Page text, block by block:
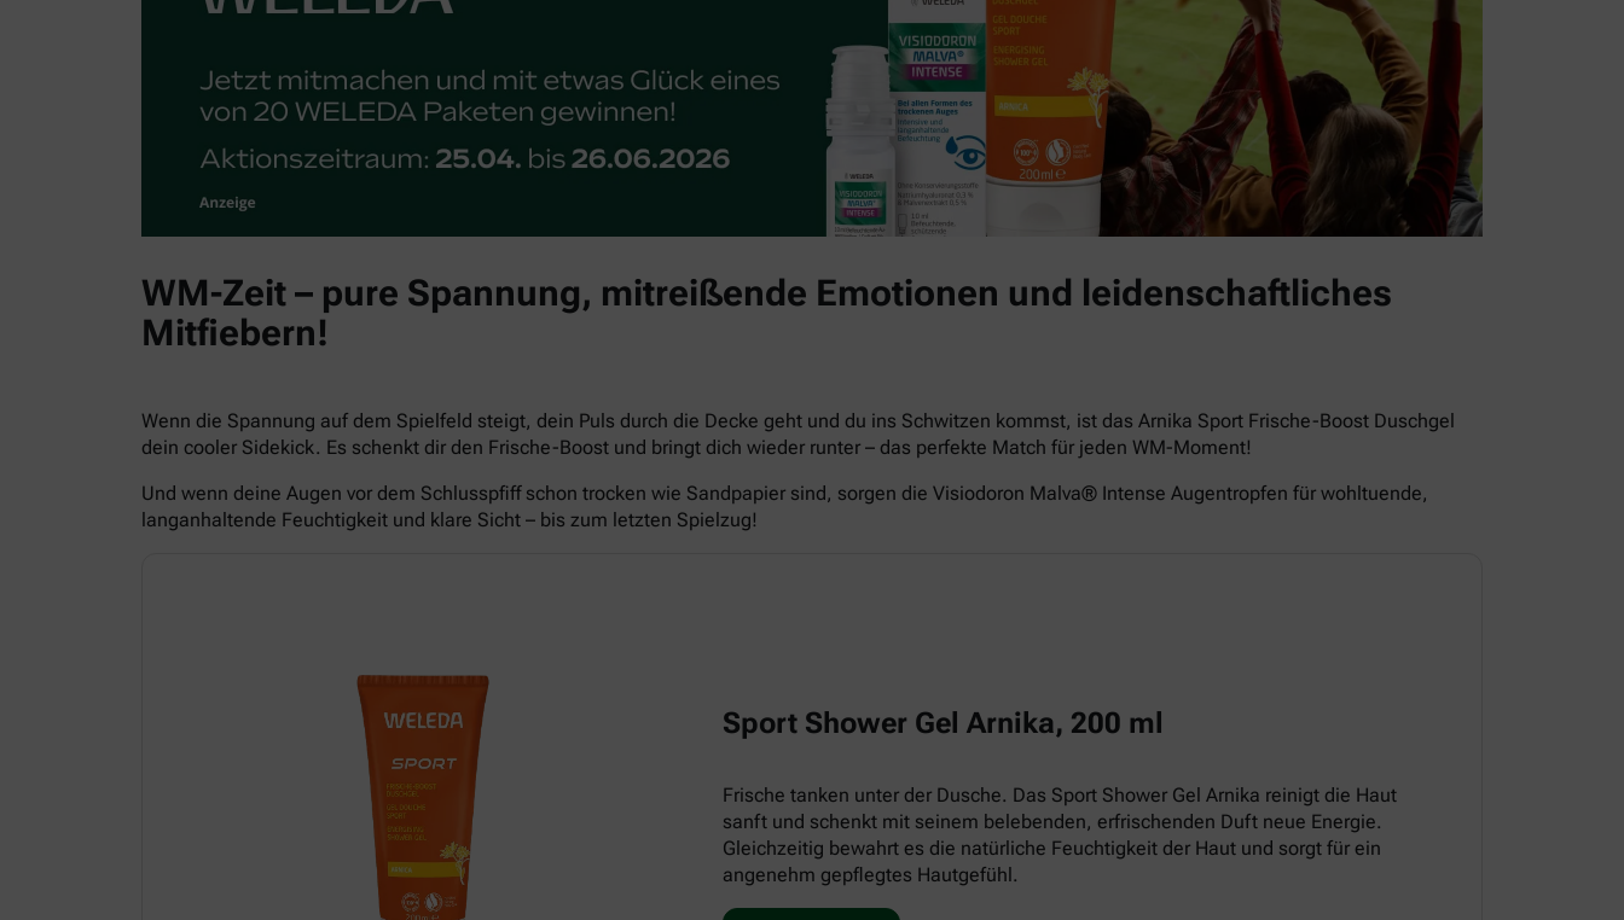
WM-Zeit – pure Spannung, mitreißende Emotionen und leidenschaftliches
Mitfiebern!
Wenn die Spannung auf dem Spielfeld steigt, dein Puls durch die Decke geht und du ins Schwitzen kommst, ist das Arnika Sport Frische-Boost Duschgel
dein cooler Sidekick. Es schenkt dir den Frische-Boost und bringt dich wieder runter – das perfekte Match für jeden WM-Moment!
Und wenn deine Augen vor dem Schlusspfiff schon trocken wie Sandpapier sind, sorgen die Visiodoron Malva® Intense Augentropfen für wohltuende,
langanhaltende Feuchtigkeit und klare Sicht – bis zum letzten Spielzug!
Sport Shower Gel Arnika, 200 ml
Frische tanken unter der Dusche. Das Sport Shower Gel Arnika reinigt die Haut
sanft und schenkt mit seinem belebenden, erfrischenden Duft neue Energie.
Gleichzeitig bewahrt es die natürliche Feuchtigkeit der Haut und sorgt für ein
angenehm gepflegtes Hautgefühl.